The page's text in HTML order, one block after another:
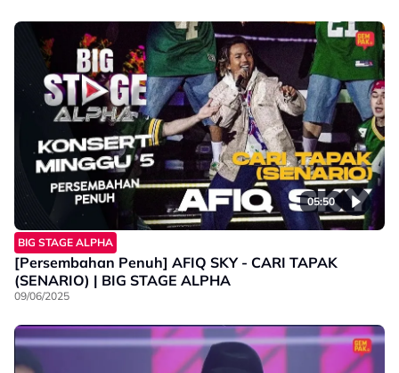
05:50
BIG STAGE ALPHA
[Persembahan Penuh] AFIQ SKY - CARI TAPAK
(SENARIO) | BIG STAGE ALPHA
09/06/2025